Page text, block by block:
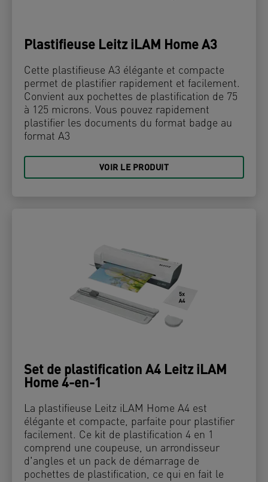
Plastifieuse Leitz iLAM Home A3
Cette plastifieuse A3 élégante et compacte
permet de plastifier rapidement et facilement.
Convient aux pochettes de plastification de 75
à 125 microns. Vous pouvez rapidement
plastifier les documents du format badge au
format A3
VOIR LE PRODUIT
Set de plastification A4 Leitz iLAM
Home 4-en-1
La plastifieuse Leitz iLAM Home A4 est
élégante et compacte, parfaite pour plastifier
facilement. Ce kit de plastification 4 en 1
comprend une coupeuse, un arrondisseur
d'angles et un pack de démarrage de
pochettes de plastification, ce qui en fait le